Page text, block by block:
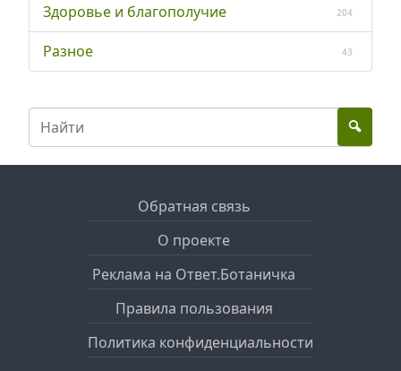
Здоровье и благополучие 204
Разное 43
Обратная связь
О проекте
Реклама на Ответ.Ботаничка
Правила пользования
Политика конфиденциальности